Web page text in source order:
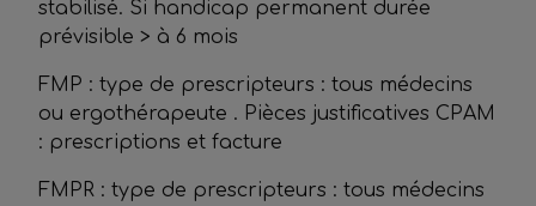
stabilisé. Si handicap permanent durée
prévisible > à 6 mois
FMP : type de prescripteurs : tous médecins
ou ergothérapeute . Pièces justificatives CPAM
: prescriptions et facture
FMPR : type de prescripteurs : tous médecins